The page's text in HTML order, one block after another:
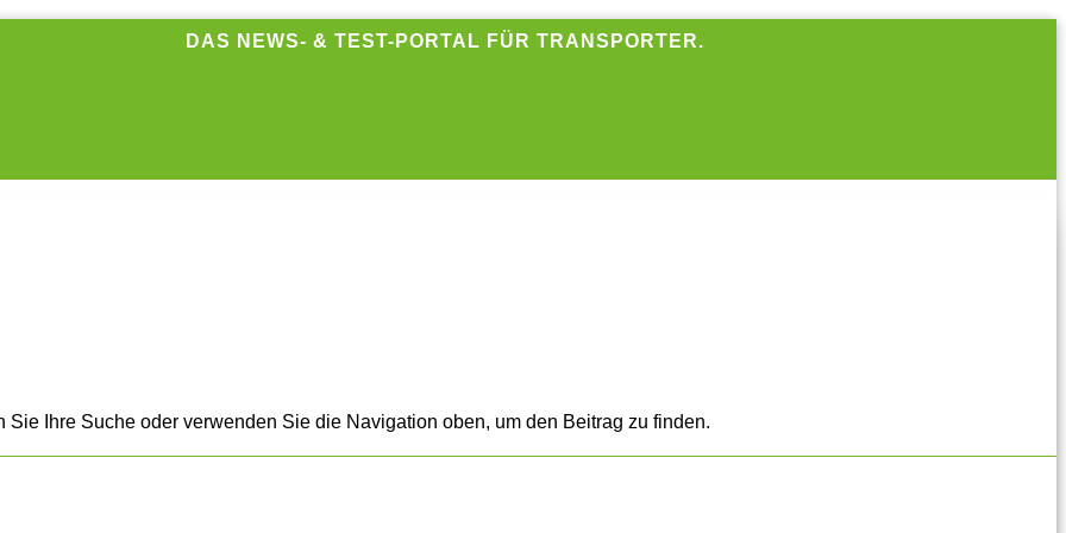
DAS NEWS- & TEST-PORTAL FÜR TRANSPORTER.
Ihre Suche oder verwenden Sie die Navigation oben, um den Beitrag zu finden.